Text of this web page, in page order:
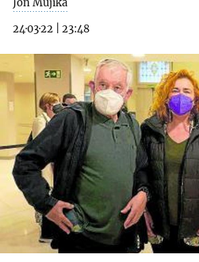
Jon Mujika
24·03·22
23:48